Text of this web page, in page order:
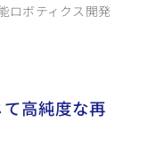
ロボティクス開発
て高純度な再